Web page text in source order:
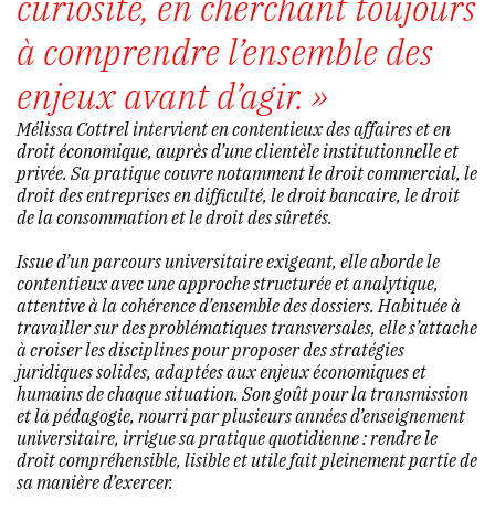
à comprendre l’ensemble des
enjeux avant d’agir. »
Mélissa Cottrel intervient en contentieux des affaires et en
droit économique, auprès d’une clientèle institutionnelle et
privée. Sa pratique couvre notamment le droit commercial, le
droit des entreprises en difficulté, le droit bancaire, le droit
de la consommation et le droit des sûretés.
Issue d’un parcours universitaire exigeant, elle aborde le
contentieux avec une approche structurée et analytique,
attentive à la cohérence d’ensemble des dossiers. Habituée à
travailler sur des problématiques transversales, elle s’attache
à croiser les disciplines pour proposer des stratégies
juridiques solides, adaptées aux enjeux économiques et
humains de chaque situation. Son goût pour la transmission
et la pédagogie, nourri par plusieurs années d’enseignement
universitaire, irrigue sa pratique quotidienne : rendre le
droit compréhensible, lisible et utile fait pleinement partie de
sa manière d’exercer.